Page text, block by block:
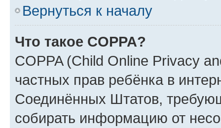
Вернуться к началу
Что такое COPPA?
COPPA (Child Online Privacy
частных прав ребёнка в
Соединённых Штатов,
собирать информацию от